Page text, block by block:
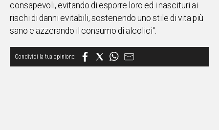
consapevoli, evitando di esporre loro ed i nascituri ai
rischi di danni evitabili, sostenendo uno stile di vita più
sano e azzerando il consumo di alcolici".